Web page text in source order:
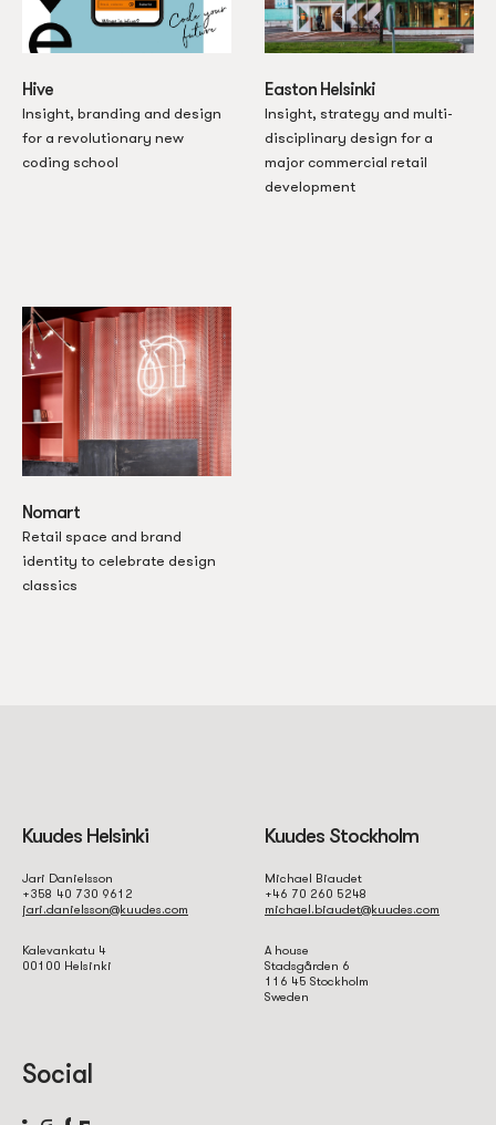
Hive
Insight, branding and design
for a revolutionary new
coding school
Easton Helsinki
Insight, strategy and multi-
disciplinary design for a
major commercial retail
development
Nomart
Retail space and brand
identity to celebrate design
classics
Kuudes Helsinki
Jari Danielsson
+358 40 730 9612
jari.danielsson@kuudes.com
Kalevankatu 4
00100 Helsinki
Kuudes Stockholm
Michael Biaudet
+46 70 260 5248
michael.biaudet@kuudes.com
A house
Stadsgården 6
116 45 Stockholm
Sweden
Social